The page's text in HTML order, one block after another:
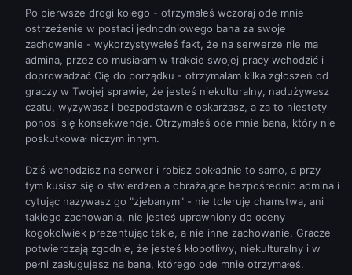
Po pierwsze drogi kolego - otrzymałeś wczoraj ode mnie
ostrzeżenie w postaci jednodniowego bana za swoje
zachowanie - wykorzystywałeś fakt, że na serwerze nie ma
admina, przez co musiałam w trakcie swojej pracy wchodzić i
doprowadzać Cię do porządku - otrzymałam kilka zgłoszeń od
graczy w Twojej sprawie, że jesteś niekulturalny, nadużywasz
czatu, wyzywasz i bezpodstawnie oskarżasz, a za to niestety
ponosi się konsekwencje. Otrzymałeś ode mnie bana, który nie
poskutkował niczym innym.
Dziś wchodzisz na serwer i robisz dokładnie to samo, a przy
tym kusisz się o stwierdzenia obrażające bezpośrednio admina i
cytując nazywasz go "zjebanym" - nie toleruję chamstwa, ani
takiego zachowania, nie jesteś uprawniony do oceny
kogokolwiek prezentując takie, a nie inne zachowanie. Gracze
potwierdzają zgodnie, że jesteś kłopotliwy, niekulturalny i w
pełni zasługujesz na bana, którego ode mnie otrzymałeś.